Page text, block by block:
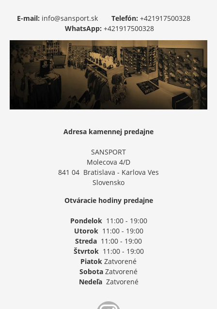
E-mail: info@sansport.sk Telefón: +421917500328
WhatsApp: +421917500328
Adresa kamennej predajne
SANSPORT
Molecova 4/D
841 04 Bratislava - Karlova Ves
Slovensko
Otváracie hodiny predajne
Pondelok11:00 - 19:00
Utorok11:00 - 19:00
Streda 11:00 - 19:00
Štvrtok11:00 - 19:00
Piatok Zatvorené
Sobota Zatvorené
NedeľaZatvorené